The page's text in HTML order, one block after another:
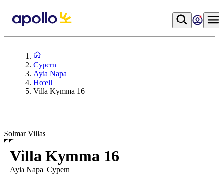
Cypern
Ayia Napa
Hotell
Villa Kymma 16
Solmar Villas
Villa Kymma 16
Ayia Napa, Cypern